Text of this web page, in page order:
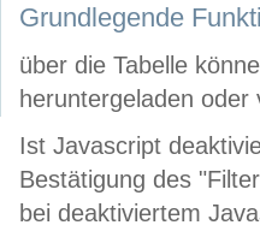
Grundlegende
über die Tabelle
heruntergeladen oder
Ist Javascript
Bestätigung des
bei deaktiviertem